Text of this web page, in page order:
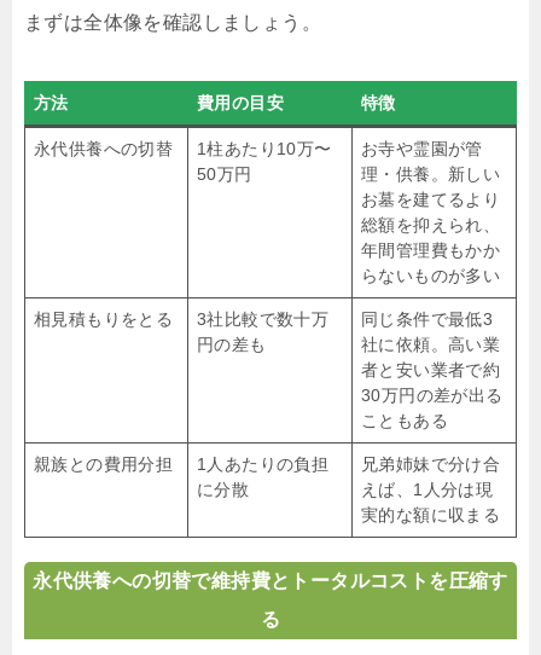
まずは全体像を確認しましょう。
方法 費用の目安 特徴
永代供養への切替
1柱あたり10万〜
50万円
お寺や霊園が管
理・供養。新しい
お墓を建てるより
総額を抑えられ、
年間管理費もかか
らないものが多い
相見積もりをとる
3社比較で数十万
円の差も
同じ条件で最低3
社に依頼。高い業
者と安い業者で約
30万円の差が出る
こともある
親族との費用分担
1人あたりの負担
に分散
兄弟姉妹で分け合
えば、1人分は現
実的な額に収まる
永代供養への切替で維持費とトータルコストを圧縮す
る